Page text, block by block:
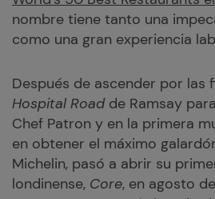
nombre tiene tanto una
como una gran experiencia
Después de ascender por las
Hospital Roadde Ramsay
Chef Patron y en la primera
en obtener el máximo
Michelin, pasó a abrir su
londinense, Core, en agosto